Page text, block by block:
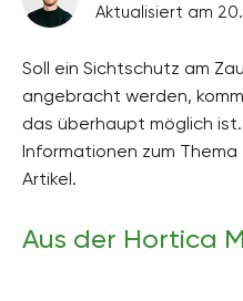
Aktualisiert am
Soll ein Sichtschutz am
angebracht werden,
das überhaupt möglich
Informationen zum
Artikel.
Aus der Hortica